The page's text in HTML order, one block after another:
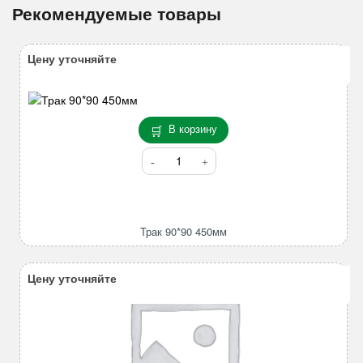
Рекомендуемые товары
В корзину
Количество
товара
Трак 90*90 450мм
Цену уточняйте
Цену уточняйте